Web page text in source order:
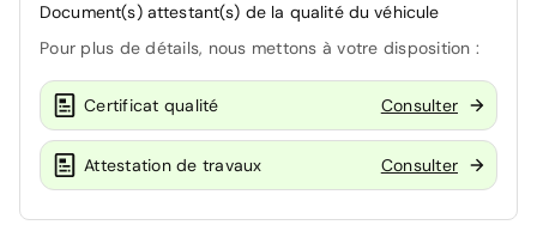
Document(s) attestant(s) de la qualité du véhicule
Pour plus de détails, nous mettons à votre disposition :
Certificat qualité Consulter
Attestation de travaux Consulter